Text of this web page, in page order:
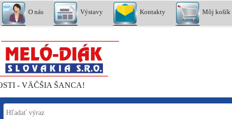
O nás Výstavy Kontakty Môj košík
- VÄČŠIA ŠANCA!